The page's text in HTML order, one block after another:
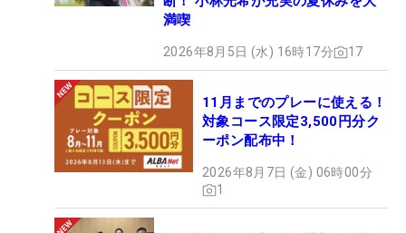
満喫
2026年8月5日 (水) 16時17分 17
11月までのプレーに使える！
対象コース限定3,500円分ク
ーポン配布中！
2026年8月7日 (金) 06時00分
1